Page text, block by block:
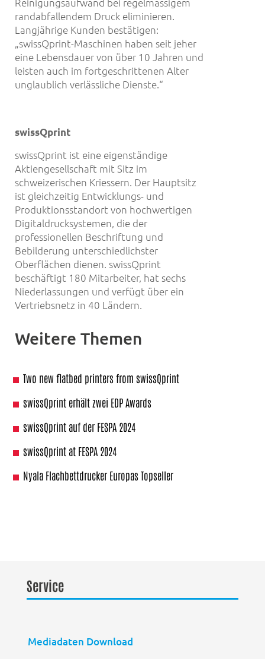
randabfallendem Druck eliminieren.
Langjährige Kunden bestätigen:
„swissQprint-Maschinen haben seit jeher
eine Lebensdauer von über 10 Jahren und
leisten auch im fortgeschrittenen Alter
unglaublich verlässliche Dienste.“
swissQprint
swissQprint ist eine eigenständige
Aktiengesellschaft mit Sitz im
schweizerischen Kriessern. Der Hauptsitz
ist gleichzeitig Entwicklungs- und
Produktionsstandort von hochwertigen
Digitaldrucksystemen, die der
professionellen Beschriftung und
Bebilderung unterschiedlichster
Oberflächen dienen. swissQprint
beschäftigt 180 Mitarbeiter, hat sechs
Niederlassungen und verfügt über ein
Vertriebsnetz in 40 Ländern.
Weitere Themen
Two new flatbed printers from swissQprint
swissQprint erhält zwei EDP Awards
swissQprint auf der FESPA 2024
swissQprint at FESPA 2024
Nyala Flachbettdrucker Europas Topseller
Service
Mediadaten Download